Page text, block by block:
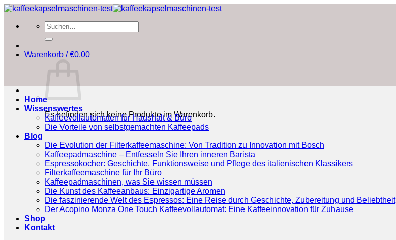
Zum
springen
Suchen
nach:
Warenkorb /€0.00
Es befinden sich keine Produkte im Warenkorb.
Home
Wissenswertes
Kaffeevollautomaten für Haushalt & Büro
Die Vorteile von selbstgemachten Kaffeepads
Blog
Die Evolution der Filterkaffeemaschine: Von Tradition zu Innovation mit Bosch
Kaffeepadmaschine – Entfesseln Sie Ihren inneren Barista
Espressokocher: Geschichte, Funktionsweise und Pflege des italienischen Klassikers
Filterkaffeemaschine für Ihr Büro
Kaffeepadmaschinen, was Sie wissen müssen
Die Kunst des Kaffeeanbaus: Einzigartige Aromen
Die faszinierende Welt des Espressos: Eine Reise durch Geschichte, Zubereitung und Beliebtheit
Der Acopino Monza One Touch Kaffeevollautomat: Eine Kaffeeinnovation für Zuhause
Shop
Kontakt